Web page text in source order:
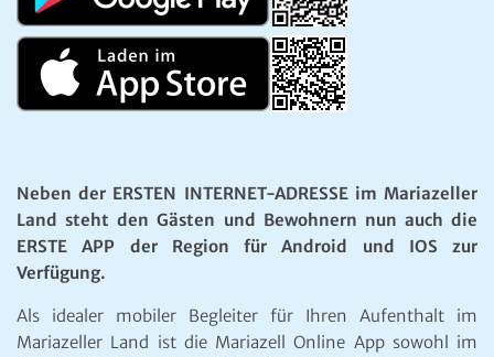
Neben der ERSTEN INTERNET-ADRESSE im Mariazeller
Land steht den Gästen und Bewohnern nun auch die
ERSTE APP der Region für Android und IOS zur
Verfügung.
Als idealer mobiler Begleiter für Ihren Aufenthalt im
Mariazeller Land ist die Mariazell Online App sowohl im